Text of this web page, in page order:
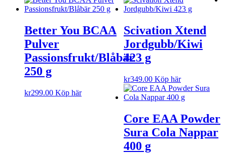
Better You BCAA
Pulver
Passionsfrukt/Blåbär
250 g
kr299.00 Köp här
Scivation Xtend
Jordgubb/Kiwi
423 g
kr349.00 Köp här
Core EAA Powder
Sura Cola Nappar
400 g